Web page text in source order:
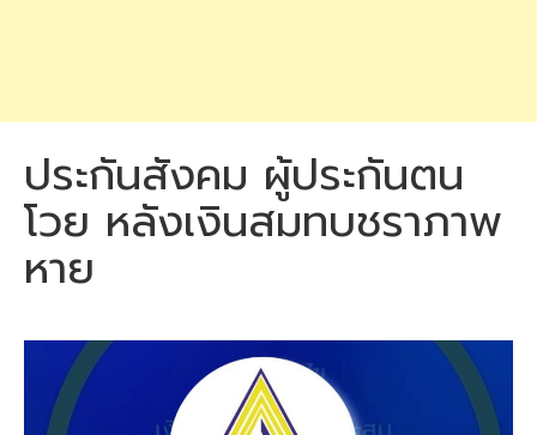
ประกันสังคม ผู้ประกันตน
โวย หลังเงินสมทบชราภาพ
หาย